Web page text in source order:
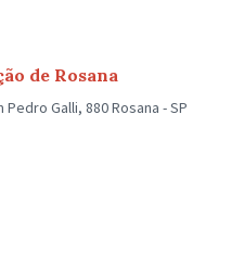
de Rosana
Pedro Galli, 880 Rosana - SP